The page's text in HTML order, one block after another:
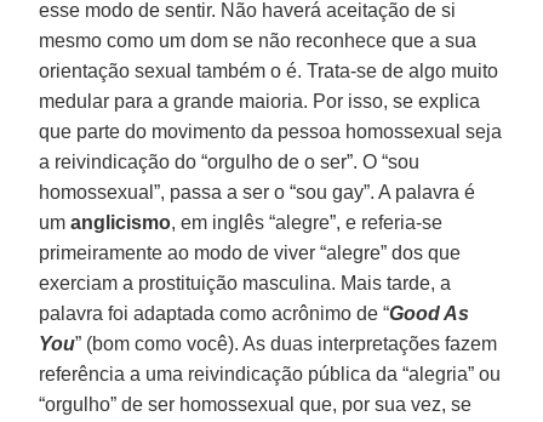
esse modo de sentir. Não haverá aceitação de si
mesmo como um dom se não reconhece que a sua
orientação sexual também o é. Trata-se de algo muito
medular para a grande maioria. Por isso, se explica
que parte do movimento da pessoa homossexual seja
a reivindicação do “orgulho de o ser”. O “sou
homossexual”, passa a ser o “sou gay”. A palavra é
umanglicismo, em inglês “alegre”, e referia-se
primeiramente ao modo de viver “alegre” dos que
exerciam a prostituição masculina. Mais tarde, a
palavra foi adaptada como acrônimo de “Good As
You” (bom como você). As duas interpretações fazem
referência a uma reivindicação pública da “alegria” ou
“orgulho” de ser homossexual que, por sua vez, se